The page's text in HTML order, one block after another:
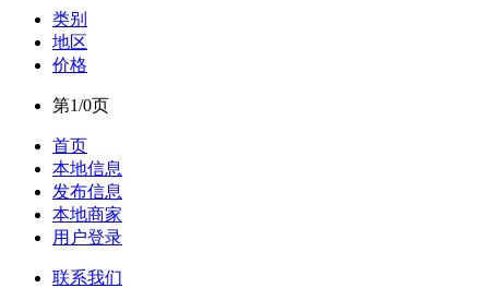
类别
地区
价格
第1/0页
首页
本地信息
发布信息
本地商家
用户登录
联系我们